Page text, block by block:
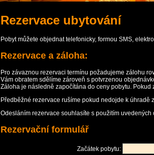
Rezervace ubytování
Pobyt můžete objednat telefonicky, formou SMS,
Rezervace a záloha:
Pro závaznou rezervaci termínu požadujeme zálohu
Vám obratem sdělíme zároveň s potvrzenou
Záloha je následně započítána do ceny pobytu.
Předběžné rezervace rušíme pokud nedojde k úhradě
Odesláním rezervace souhlasíte s použitím
Rezervační formulář
Začátek pobytu: